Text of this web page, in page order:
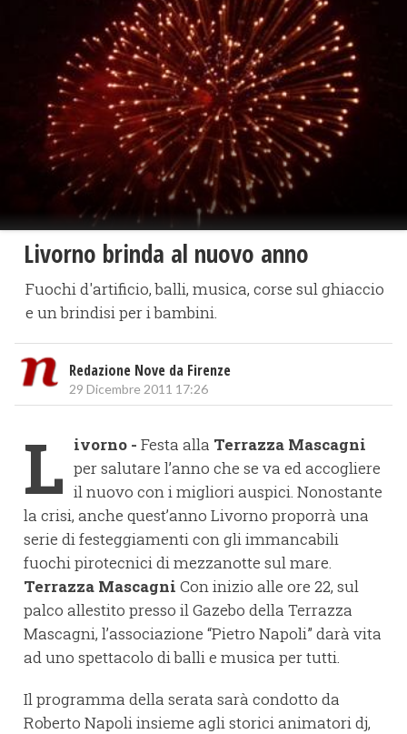
Livorno brinda al nuovo anno
Fuochi d'artificio, balli, musica, corse sul ghiaccio
e un brindisi per i bambini.
Redazione Nove da Firenze
29 Dicembre 2011 17:26
L ivorno - Festa alla Terrazza Mascagni
per salutare l’anno che se va ed accogliere
il nuovo con i migliori auspici. Nonostante
la crisi, anche quest’anno Livorno proporrà una
serie di festeggiamenti con gli immancabili
fuochi pirotecnici di mezzanotte sul mare.
Terrazza Mascagni Con inizio alle ore 22, sul
palco allestito presso il Gazebo della Terrazza
Mascagni, l’associazione “Pietro Napoli” darà vita
ad uno spettacolo di balli e musica per tutti.
Il programma della serata sarà condotto da
Roberto Napoli insieme agli storici animatori dj,